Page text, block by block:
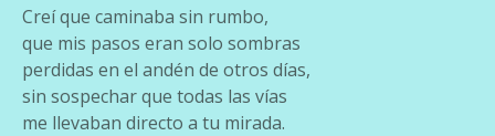
Creí que caminaba sin rumbo,
que mis pasos eran solo sombras
perdidas en el andén de otros días,
sin sospechar que todas las vías
me llevaban directo a tu mirada.